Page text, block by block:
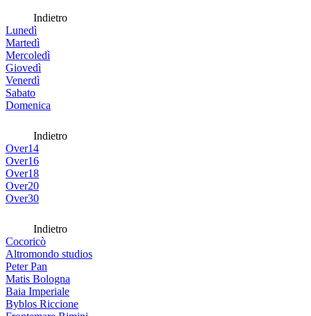
Indietro
Lunedì
Martedì
Mercoledì
Giovedì
Venerdì
Sabato
Domenica
Indietro
Over14
Over16
Over18
Over20
Over30
Indietro
Cocoricò
Altromondo studios
Peter Pan
Matis Bologna
Baia Imperiale
Byblos Riccione